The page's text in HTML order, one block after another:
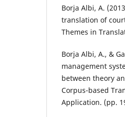
Borja Albi, A.
translation of
Themes in
Borja Albi, A., &
management
between theory
Corpus-based
Application. (pp.